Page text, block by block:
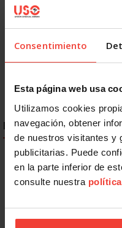
Consentimiento
Esta página web usa
Utilizamos cookies
navegación, obtener
de nuestros visitantes y
publicitarias. Puede
en la parte inferior de
consulte nuestra
USO traslada su
terremotos de Venezuela
9 JULIO, 2026
ENLACES DESTACADOS